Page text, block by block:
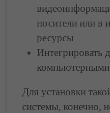
носители или в
ресурсы
Интегрировать
компьютерными
Для установки
системы, конечно,